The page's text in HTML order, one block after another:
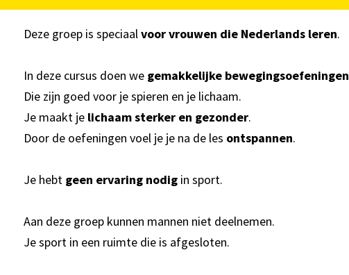
Deze groep is speciaalvoor vrouwen die Nederlands leren.
In deze cursus doen we gemakkelijke bewegingsoefeningen
Die zijn goed voor je spieren en je lichaam.
Je maakt je lichaam sterker en gezonder.
Door de oefeningen voel je je na de les ontspannen.
Je hebt geen ervaring nodig in sport.
Aan deze groep kunnen mannen niet deelnemen.
Je sport in een ruimte die is afgesloten.